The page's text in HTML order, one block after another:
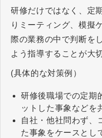
研修だけではなく、定
りミーティング、模擬
際の業務の中で判断を
よう指導することが大
(具体的な対策例）
研修後職場での定期
ットした事象などを
自社・他社問わず、
た事象をケースとし